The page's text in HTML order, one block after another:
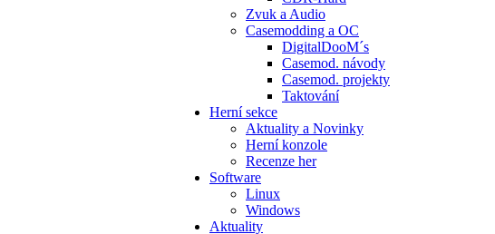
Zvuk a Audio
Casemodding a OC
DigitalDooM´s
Casemod. návody
Casemod. projekty
Taktování
Herní sekce
Aktuality a Novinky
Herní konzole
Recenze her
Software
Linux
Windows
Aktuality